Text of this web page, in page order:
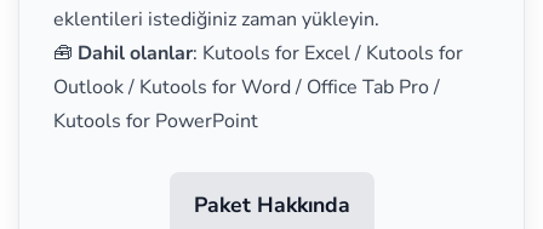
eklentileri istediğiniz zaman yükleyin.
🧰 Dahil olanlar: Kutools for Excel / Kutools for
Outlook / Kutools for Word / Office Tab Pro /
Kutools for PowerPoint
Paket Hakkında